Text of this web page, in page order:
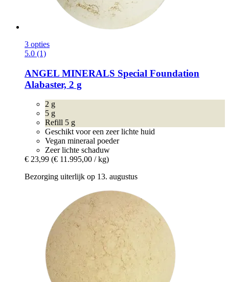
3 opties
5.0 (1)
ANGEL MINERALS Special Foundation
Alabaster, 2 g
2 g
5 g
Refill 5 g
Geschikt voor een zeer lichte huid
Vegan mineraal poeder
Zeer lichte schaduw
€ 23,99 (€ 11.995,00 / kg)
Bezorging uiterlijk op 13. augustus